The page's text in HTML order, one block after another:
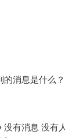
消息是什么？
没有消息 没有